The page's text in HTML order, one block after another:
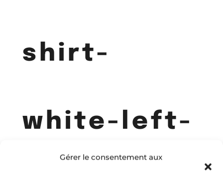
Gérer le consentement aux
shirt-
white-left-